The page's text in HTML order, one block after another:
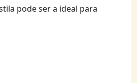
pode ser a ideal para